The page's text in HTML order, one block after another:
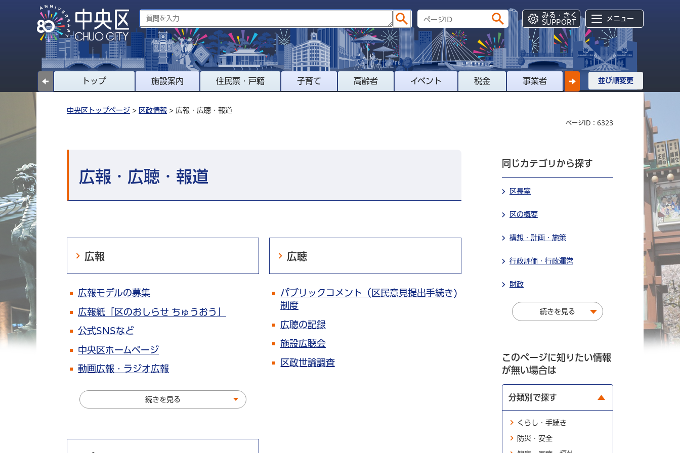
みる・きく
SUPPORT
メニュー
トップ 施設案内 住民票・戸籍 子育て 高齢者 イベント 税金 事業者 並び順変更
中央区トップページ > 区政情報 > 広報・広聴・報道
ページID：6323
広報・広聴・報道
広報
広報モデルの募集
広報紙「区のおしらせ ちゅうおう」
公式SNSなど
中央区ホームページ
動画広報・ラジオ広報
続きを見る
広聴
パブリックコメント（区民意見提出手続き)
制度
広聴の記録
施設広聴会
区政世論調査
同じカテゴリから探す
区長室
区の概要
構想・計画・施策
行政評価・行政運営
財政
続きを見る
このページに知りたい情報
が無い場合は
分類別で探す
くらし・手続き
防災・安全